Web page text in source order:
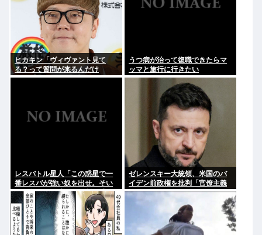
ヒカキン「ヴィヴァント見て
る？って質問が来るんだけ
ど…」 ネット民「プークスクス
うつ病が治って復職できたらマ
ッマと旅行に行きたい
レスバトル星人「この惑星で一
番レスバが強い奴を出せ。そい
つが負けたら滅ぼす」 誰を出
す？
ゼレンスキー大統領、米国のバ
イデン前政権を批判「官僚主義
だった」